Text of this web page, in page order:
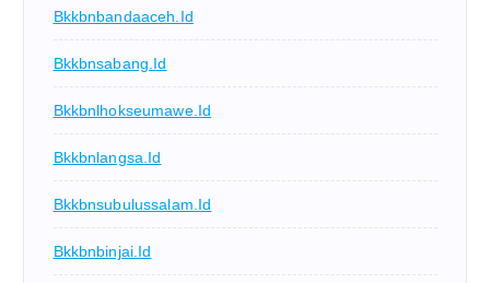
Bkkbnbandaaceh.id
Bkkbnsabang.id
Bkkbnlhokseumawe.id
Bkkbnlangsa.id
Bkkbnsubulussalam.id
Bkkbnbinjai.id